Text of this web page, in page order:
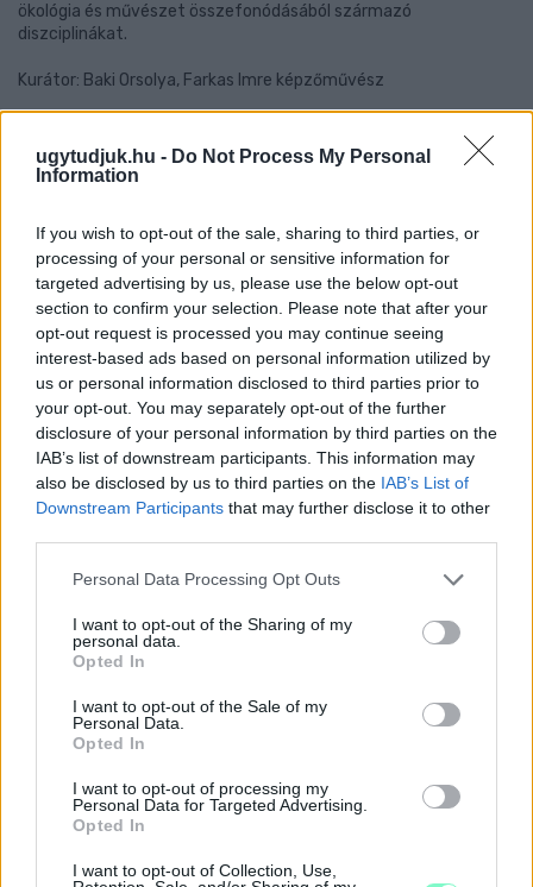
ugytudjuk.hu - Do Not Process My Personal
Information
If you wish to opt-out of the sale, sharing to third parties, or
processing of your personal or sensitive information for
targeted advertising by us, please use the below opt-out
section to confirm your selection. Please note that after your
opt-out request is processed you may continue seeing
interest-based ads based on personal information utilized by
us or personal information disclosed to third parties prior to
your opt-out. You may separately opt-out of the further
disclosure of your personal information by third parties on the
IAB’s list of downstream participants. This information may
also be disclosed by us to third parties on the IAB’s List of
Downstream Participants that may further disclose it to other
Please note that this website/app uses one or more Google
not limited to your visit or usage behaviour. You may click to
grant or deny consent to Google and its third-party tags to
use your data for below specified purposes in below Google
consent section.
Personal Data Processing Opt Outs
I want to opt-out of the Sharing of my
personal data.
Opted In
I want to opt-out of the Sale of my
Personal Data.
Opted In
I want to opt-out of processing my
Personal Data for Targeted Advertising.
Opted In
I want to opt-out of Collection, Use,
ökológia és művészet összefonódásából származó
diszciplinákat.
Kurátor: Baki Orsolya, Farkas Imre képzőművész
18.00 Culture Cuvée (Nagyszínpad – Rákóczi F. u.)
széles repertoárral, sokféle zenei stílussal. Az együttes
különlegessége, hogy a hangszerek közt cselló is szerepel, így
egészen egyedi átdolgozásokat készítenek. A formáció hat éve
indult, azóta számos koncertet adtak a Dunántúlon, a Balaton-
parti városok rendezvényein, valamint Vas, Veszprém és Győr-
Moson-Sopron megyékben is visszatérő vendégek több városi
rendezvényen.
19.00 Szinyova Gergő: Manapság, érzések – az Új Irokéz
Galéria kiállításmegnyitója (Új Irokéz Galéria)
A 2026-os Bloomsday programsorozat keretében az Irokéz
Galéria Szinyova Gergő képzőművész Manapság, érzések című
kiállításának ad otthont. A tárlat a művész közelmúltbeli
nyújt a 2025 őszén az acb Galériában bemutatott Hotel
olyan műveket is felvonultat, amelyek eddig még nem kerültek
nyilvános bemutatásra. A prezentáció központi elemét
ugyanakkor a kifejezetten erre az alkalomra létrehozott, új
festmények alkotják, amely az alkotó festői gondolkodásának
aktuális irányait jelölik ki.
festmények, amelyek gyakran a műtermi folyamatok
közvetlenebb rétegeibe engednek betekintést. Ezek a darabok
nem pusztán előkészítő jellegű dokumentumokként
autonóm tereiként, ahol a figurativitás, a redukált formanyelv